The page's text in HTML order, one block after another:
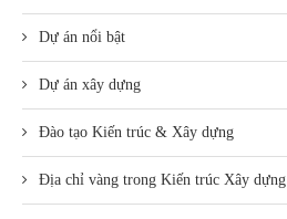
Dự án nổi bật
Dự án xây dựng
Đào tạo Kiến trúc & Xây dựng
Địa chỉ vàng trong Kiến trúc Xây dựng